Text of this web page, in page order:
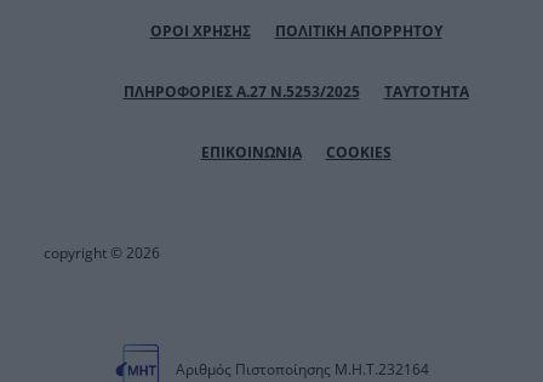
ΟΡΟΙ ΧΡΗΣΗΣ ΠΟΛΙΤΙΚΗ ΑΠΟΡΡΗΤΟΥ
ΠΛΗΡΟΦΟΡΙΕΣ Α.27 Ν.5253/2025 ΤΑΥΤΟΤΗΤΑ
ΕΠΙΚΟΙΝΩΝΙΑ COOKIES
copyright © 2026
Αριθμός Πιστοποίησης Μ.Η.Τ.232164